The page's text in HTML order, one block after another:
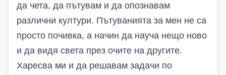
да чета, да пътувам и да опознавам
различни култури. Пътуванията за мен не са
просто почивка, а начин да науча нещо ново
и да видя света през очите на другите.
Харесва ми и да решавам задачи по